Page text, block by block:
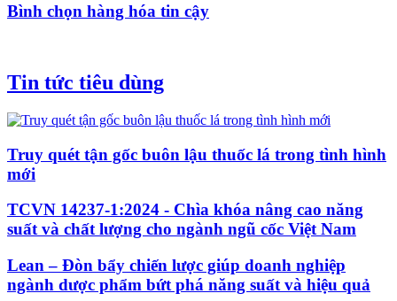
Bình chọn hàng hóa tin cậy
Tin tức tiêu dùng
Truy quét tận gốc buôn lậu thuốc lá trong tình hình
mới
TCVN 14237-1:2024 - Chìa khóa nâng cao năng
suất và chất lượng cho ngành ngũ cốc Việt Nam
Lean – Đòn bẩy chiến lược giúp doanh nghiệp
ngành dược phẩm bứt phá năng suất và hiệu quả